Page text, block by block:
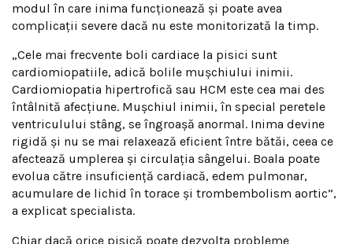
modul în care inima funcționează și poate avea
complicații severe dacă nu este monitorizată la timp.
„Cele mai frecvente boli cardiace la pisici sunt
cardiomiopatiile, adică bolile mușchiului inimii.
Cardiomiopatia hipertrofică sau HCM este cea mai des
întâlnită afecțiune. Mușchiul inimii, în special peretele
ventriculului stâng, se îngroașă anormal. Inima devine
rigidă și nu se mai relaxează eficient între bătăi, ceea ce
afectează umplerea și circulația sângelui. Boala poate
evolua către insuficiență cardiacă, edem pulmonar,
acumulare de lichid în torace și trombembolism aortic”,
a explicat specialista.
Chiar dacă orice pisică poate dezvolta probleme